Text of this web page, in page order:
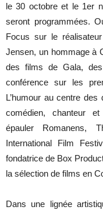
le 30 octobre et le 1er
seront programmées.
Focus sur le
Jensen, un hommage à
des films de Gala, des
conférence sur les
L’humour au centre
comédien, chanteur
épauler Romanens,
International Film
fondatrice de Box
la sélection de films en
Dans une lignée